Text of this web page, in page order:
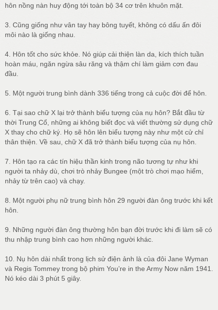
hôn nồng nàn huy động tới toàn bộ 34 cơ trên khuôn mặt.
3. Cũng giống như vân tay hay bông tuyết, không có dấu ấn đôi
môi nào là giống nhau.
4. Hôn tốt cho sức khỏe. Nó giúp cải thiện làn da, kích thích tuần
hoàn máu, ngăn ngừa sâu răng và thậm chí làm giảm cơn đau
đầu.
5. Một người trung bình dành 336 tiếng trong cả cuộc đời để hôn.
6. Tại sao chữ X lại trở thành biểu tượng của nụ hôn? Bắt đầu từ
thời Trung Cổ, những ai không biết đọc và viết thường sử dụng chữ
X thay cho chữ ký. Họ sẽ hôn lên biểu tượng này như một cử chỉ
thân thiện. Về sau, chữ X đã trở thành biểu tượng của nụ hôn.
7. Hôn tạo ra các tín hiệu thần kinh trong não tương tự như khi
người ta nhảy dù, chơi trò nhảy Bungee (một trò chơi mạo hiểm,
nhảy từ trên cao) và chạy.
8. Một người phụ nữ trung bình hôn 29 người đàn ông trước khi kết
hôn.
9. Những người đàn ông thường hôn bạn đời trước khi đi làm sẽ có
thu nhập trung bình cao hơn những người khác.
10. Nụ hôn dài nhất trong lịch sử điện ảnh là của đôi Jane Wyman
và Regis Tommey trong bộ phim You’re in the Army Now năm 1941.
Nó kéo dài 3 phút 5 giây.